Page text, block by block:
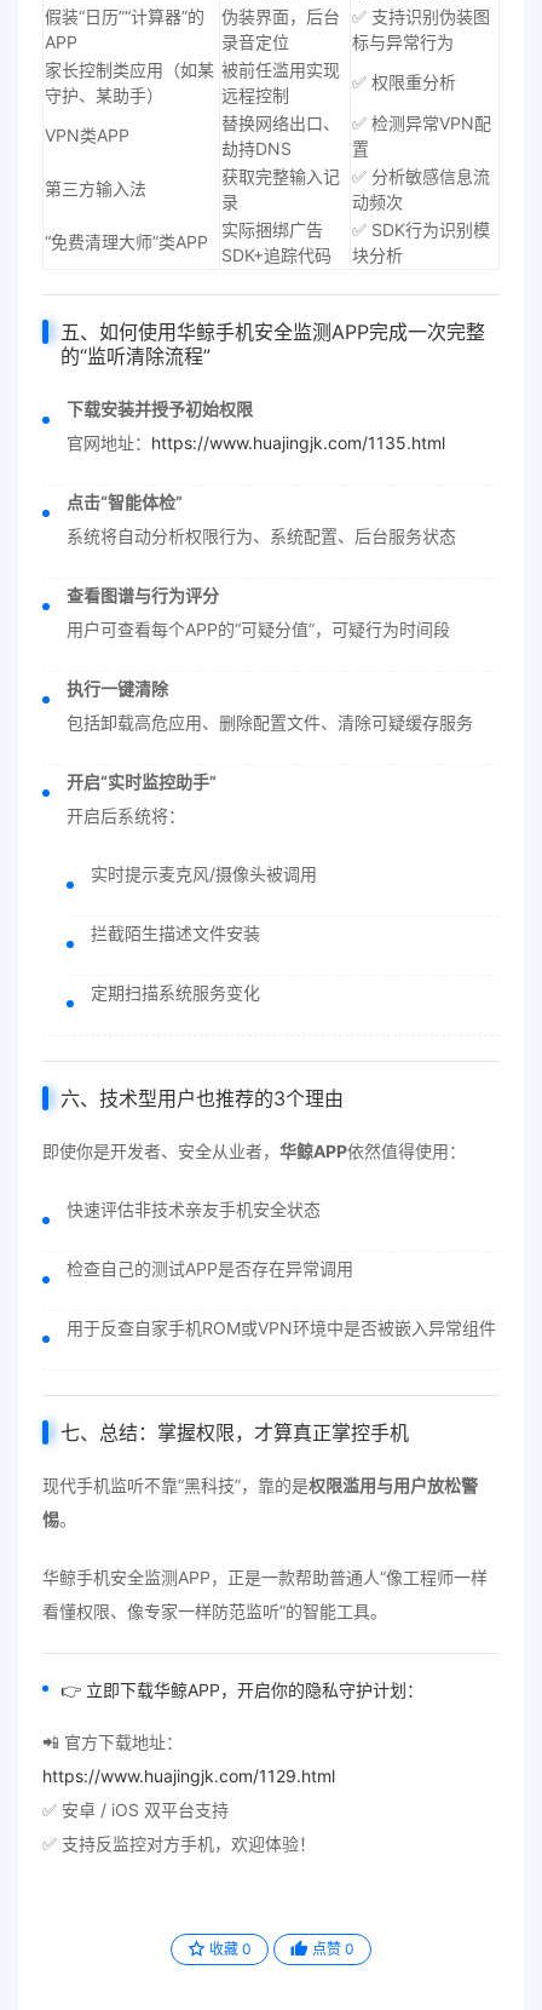
假装“日历”“计算器”的
APP
伪装界面，后台
录音定位
✅ 支持识别伪装图
标与异常行为
家长控制类应用（如某
守护、某助手）
被前任滥用实现
远程控制
✅ 权限重分析
VPN类APP
替换网络出口、
劫持DNS
✅ 检测异常VPN配
置
第三方输入法
获取完整输入记
录
✅ 分析敏感信息流
动频次
“免费清理大师”类APP
实际捆绑广告
SDK+追踪代码
✅ SDK行为识别模
块分析
五、如何使用华鲸手机安全监测APP完成一次完整
的“监听清除流程”
下载安装并授予初始权限
官网地址： https://www.huajingjk.com/1135.html
点击“智能体检”
系统将自动分析权限行为、系统配置、后台服务状态
查看图谱与行为评分
用户可查看每个APP的“可疑分值”，可疑行为时间段
执行一键清除
包括卸载高危应用、删除配置文件、清除可疑缓存服务
开启“实时监控助手”
开启后系统将：
实时提示麦克风/摄像头被调用
拦截陌生描述文件安装
定期扫描系统服务变化
六、技术型用户也推荐的3个理由
即使你是开发者、安全从业者， 华鲸APP依然值得使用：
快速评估非技术亲友手机安全状态
检查自己的测试APP是否存在异常调用
用于反查自家手机ROM或VPN环境中是否被嵌入异常组件
七、总结：掌握权限，才算真正掌控手机
现代手机监听不靠“黑科技”，靠的是权限滥用与用户放松警
惕。
华鲸手机安全监测APP，正是一款帮助普通人“像工程师一样
看懂权限、像专家一样防范监听”的智能工具。
👉 立即下载华鲸APP，开启你的隐私守护计划：
📲 官方下载地址：
https://www.huajingjk.com/1129.html
✅ 安卓 / iOS 双平台支持
✅ 支持反监控对方手机，欢迎体验！
收藏 0 点赞 0